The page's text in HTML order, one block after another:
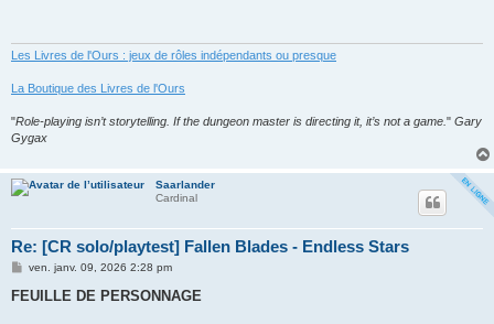
Les Livres de l'Ours : jeux de rôles indépendants ou presque
La Boutique des Livres de l'Ours
"Role-playing isn’t storytelling. If the dungeon master is directing it, it’s not a game. " Gary
Gygax
Saarlander
Cardinal
Re: [CR solo/playtest] Fallen Blades - Endless Stars
M
s
ven. janv. 09, 2026 2:28 pm
FEUILLE DE PERSONNAGE